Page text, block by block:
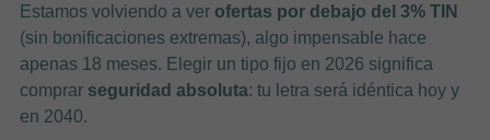
Estamos volviendo a ver ofertas por debajo del 3% TIN
(sin bonificaciones extremas), algo impensable hace
apenas 18 meses. Elegir un tipo fijo en 2026 significa
comprar seguridad absoluta: tu letra será idéntica hoy y
en 2040.